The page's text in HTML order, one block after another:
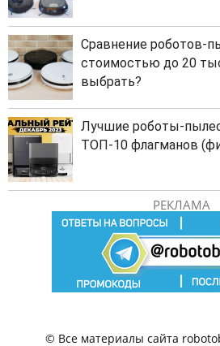
Сравнение роботов-
стоимостью до 20
выбрать?
Лучшие роботы-
ТОП-10 флагманов
РЕКЛАМА
© Все материалы сайта